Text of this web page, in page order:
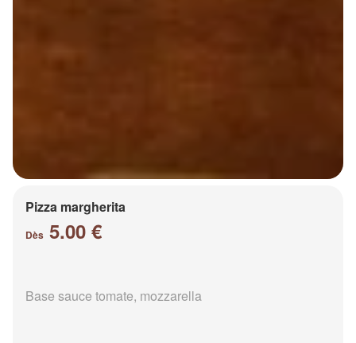
Pizza margherita
Dès 5.00 €
Base sauce tomate, mozzarella